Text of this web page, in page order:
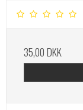
35,00 DKK